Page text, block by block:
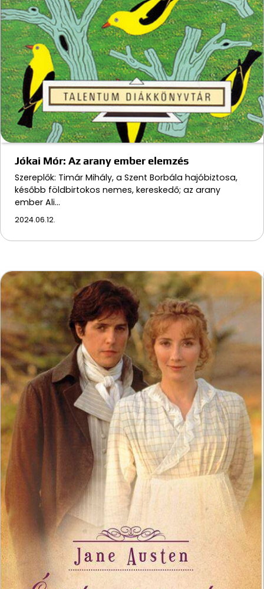
Jókai Mór: Az arany ember elemzés
Szereplők: Timár Mihály, a Szent Borbála hajóbiztosa,
később földbirtokos nemes, kereskedő; az arany
ember Ali…
2024.06.12.